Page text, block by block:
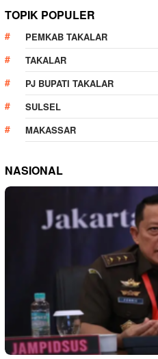
TOPIK POPULER
PEMKAB TAKALAR
TAKALAR
PJ BUPATI TAKALAR
SULSEL
MAKASSAR
NASIONAL